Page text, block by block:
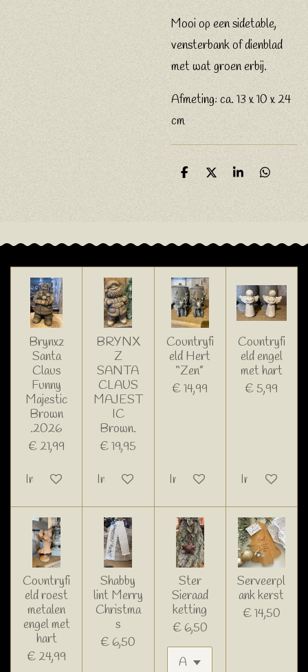
Mooi op een sidetable,
vensterbank of dienblad
met wat groen erbij.
Afmeting: ca. 13 x 10 x 24
cm
D
D
S
D
Brynxz
Santa
Claus
Funny
Majestic
Brown
.2026
€ 21,99
In winkelwagen
BRYNX
Z
SANTA
CLAUS
MAJEST
IC
Brown.
€ 19,95
In winkelwagen
Countryfi
eld Hert
“Zen”
€ 14,99
In winkelwagen
Countryfi
eld engel
met hart
€ 5,99
In
Countryfi
eld roest
metalen
engel met
hart
€ 24,99
Shabby
lint Merry
Christma
s
€ 6,50
Ster
Sieraad
ketting
€ 6,50
Serveerpl
ank kerst
€ 14,50